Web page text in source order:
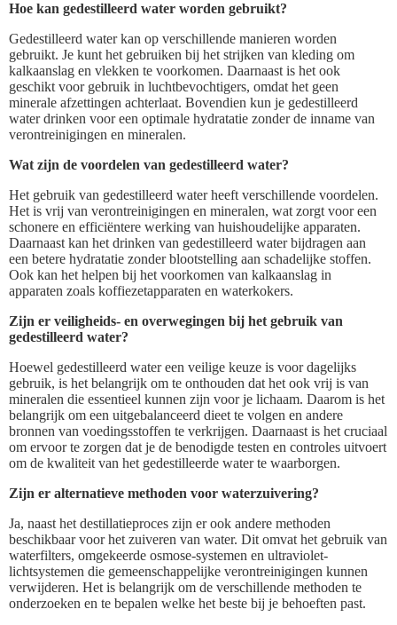
Hoe kan gedestilleerd water worden gebruikt?
Gedestilleerd water kan op verschillende manieren worden
gebruikt. Je kunt het gebruiken bij het strijken van kleding om
kalkaanslag en vlekken te voorkomen. Daarnaast is het ook
geschikt voor gebruik in luchtbevochtigers, omdat het geen
minerale afzettingen achterlaat. Bovendien kun je gedestilleerd
water drinken voor een optimale hydratatie zonder de inname van
verontreinigingen en mineralen.
Wat zijn de voordelen van gedestilleerd water?
Het gebruik van gedestilleerd water heeft verschillende voordelen.
Het is vrij van verontreinigingen en mineralen, wat zorgt voor een
schonere en efficiëntere werking van huishoudelijke apparaten.
Daarnaast kan het drinken van gedestilleerd water bijdragen aan
een betere hydratatie zonder blootstelling aan schadelijke stoffen.
Ook kan het helpen bij het voorkomen van kalkaanslag in
apparaten zoals koffiezetapparaten en waterkokers.
Zijn er veiligheids- en overwegingen bij het gebruik van
gedestilleerd water?
Hoewel gedestilleerd water een veilige keuze is voor dagelijks
gebruik, is het belangrijk om te onthouden dat het ook vrij is van
mineralen die essentieel kunnen zijn voor je lichaam. Daarom is het
belangrijk om een uitgebalanceerd dieet te volgen en andere
bronnen van voedingsstoffen te verkrijgen. Daarnaast is het cruciaal
om ervoor te zorgen dat je de benodigde testen en controles uitvoert
om de kwaliteit van het gedestilleerde water te waarborgen.
Zijn er alternatieve methoden voor waterzuivering?
Ja, naast het destillatieproces zijn er ook andere methoden
beschikbaar voor het zuiveren van water. Dit omvat het gebruik van
waterfilters, omgekeerde osmose-systemen en ultraviolet-
lichtsystemen die gemeenschappelijke verontreinigingen kunnen
verwijderen. Het is belangrijk om de verschillende methoden te
onderzoeken en te bepalen welke het beste bij je behoeften past.